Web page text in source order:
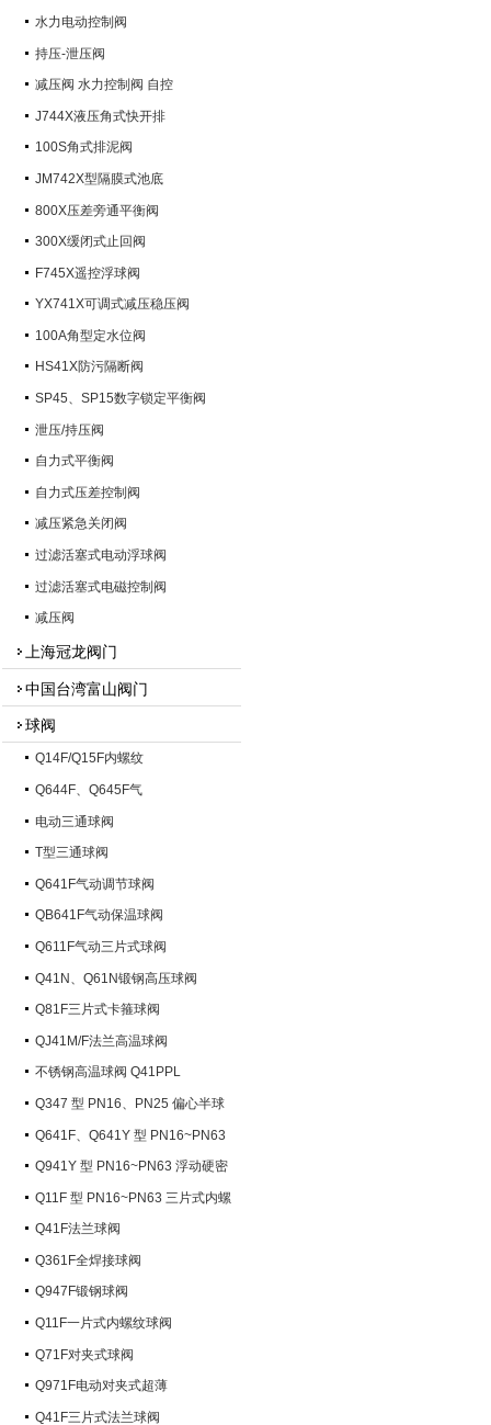
水力电动控制阀
持压-泄压阀
减压阀 水力控制阀 自控
J744X液压角式快开排
100S角式排泥阀
JM742X型隔膜式池底
800X压差旁通平衡阀
300X缓闭式止回阀
F745X遥控浮球阀
YX741X可调式减压稳压阀
100A角型定水位阀
HS41X防污隔断阀
SP45、SP15数字锁定平衡阀
泄压/持压阀
自力式平衡阀
自力式压差控制阀
减压紧急关闭阀
过滤活塞式电动浮球阀
过滤活塞式电磁控制阀
减压阀
上海冠龙阀门
中国台湾富山阀门
球阀
Q14F/Q15F内螺纹
Q644F、Q645F气
电动三通球阀
T型三通球阀
Q641F气动调节球阀
QB641F气动保温球阀
Q611F气动三片式球阀
Q41N、Q61N锻钢高压球阀
Q81F三片式卡箍球阀
QJ41M/F法兰高温球阀
不锈钢高温球阀 Q41PPL
Q347 型 PN16、PN25 偏心半球
阀Q641F、Q641Y 型 PN16~PN63
气动球阀
Q941Y 型 PN16~PN63 浮动硬密
封电动球阀
Q11F 型 PN16~PN63 三片式内螺
纹球阀
Q41F法兰球阀
Q361F全焊接球阀
Q947F锻钢球阀
Q11F一片式内螺纹球阀
Q71F对夹式球阀
Q971F电动对夹式超薄
Q41F三片式法兰球阀